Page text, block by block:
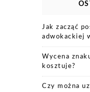
Jak zacząć
adwokackiej
Wycena
kosztuje?
Czy można